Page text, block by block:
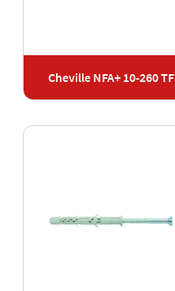
Cheville NFA+ 10-260 TF